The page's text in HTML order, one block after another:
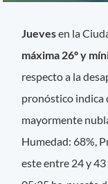
Juevesen la
máxima 26º y
respecto a la
pronóstico indica
mayormente
Humedad: 68%,
este entre 24 y 43